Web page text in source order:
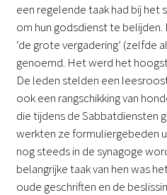
een regelende taak had bij het
om hun godsdienst te
‘de grote vergadering’ (zelfde
genoemd. Het werd het
De leden stelden een
ook een rangschikking van
die tijdens de Sabbatdiensten
werkten ze formuliergebeden
nog steeds in de synagoge
belangrijke taak van hen was
oude geschriften en de